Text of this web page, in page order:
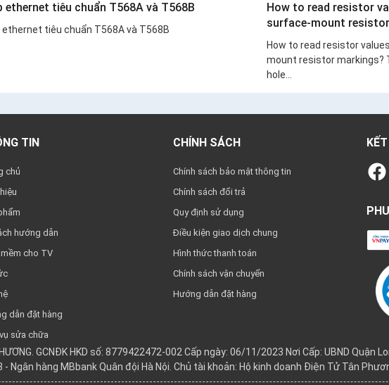
ethernet tiêu chuẩn T568A và T568B
ethernet tiêu chuẩn T568A và T568B
How to read resistor
surface-mount
How to read resistor
mount resistor markings?
hole...
TIN
chủ
hướng dẫn
mềm cho TV
dẫn đặt hàng
sửa chữa
CHÍNH SÁCH
Chính sách bảo mật thông tin
Chính sách đổi trả
Quy định sử dụng
Điều kiện giao dịch chung
Hình thức thanh toán
Chính sách vận chuyển
Hướng dẫn đặt hàng
GCNĐK HKD số: 8779422472-002 Cấp ngày: 06/11/2023 Nơi Cấp: UBND Quận
Ngân hàng MBbank Quân đội Hà Nội. Chủ tài khoản: Hộ kinh doanh Điện Tử Tân